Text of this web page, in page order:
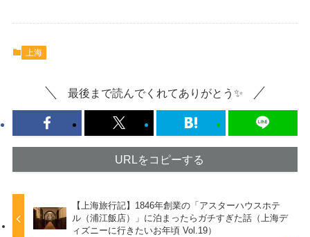
上海
最後まで読んでくれてありがとう✨
URLをコピーする
【上海旅行記】1846年創業の「アスターハウスホテ
ル（‪浦江飯店‬）」に泊まったらガチすぎた話（上海デ
ィズニーに行きたいお年頃 Vol.19）